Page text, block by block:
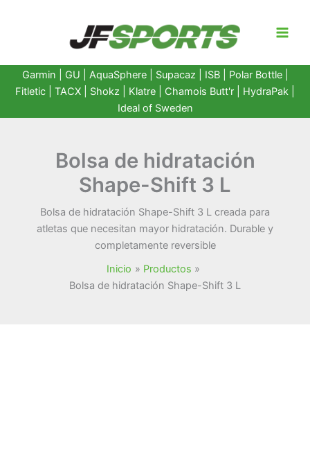
Garmin GU AquaSphere| Supacaz | ISB | Polar Bottle|
Fitletic
TACX Shokz Klatre Chamois Butt'r HydraPak
Ideal of Sweden
Bolsa de hidratación
Shape-Shift 3 L
Bolsa de hidratación Shape-Shift 3 L creada para
atletas que necesitan mayor hidratación. Durable y
completamente reversible
Inicio
Productos
Bolsa de hidratación Shape-Shift 3 L